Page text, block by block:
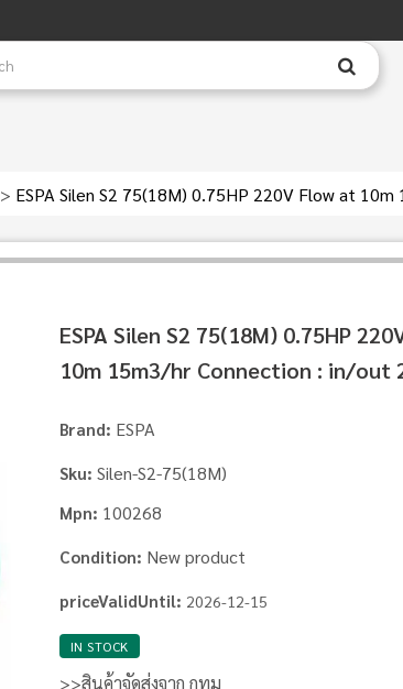
> ESPA Silen S2 75(18M) 0.75HP 220V Flow at
ESPA Silen S2 75(18M) 0.75HP
10m 15m3/hr Connection : in/out
Brand: ESPA
Sku: Silen-S2-75(18M)
Mpn: 100268
Condition: New product
priceValidUntil: 2026-12-15
IN STOCK
>>สินค้าจัดส่งจาก กทม